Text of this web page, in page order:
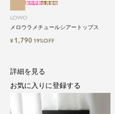
LOWO
メロウラメチュールシアートップス
新作早割会員価格
¥ 1,790 19%OFF
詳細を見る
お気に入りに登録する